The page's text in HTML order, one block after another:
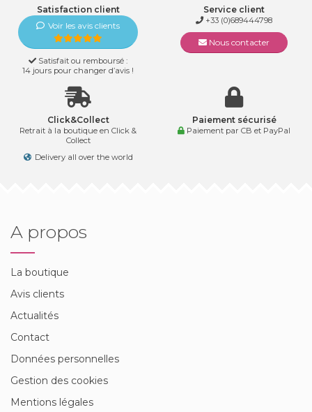
Satisfaction client
Voir les avis clients
Satisfait ou remboursé :
14 jours pour changer d’avis !
Service client
+33 (0)689444798
Nous contacter
Click&Collect
Retrait à la boutique en Click &
Collect
Delivery all over the world
Paiement sécurisé
Paiement par CB et PayPal
A propos
La boutique
Avis clients
Actualités
Contact
Données personnelles
Gestion des cookies
Mentions légales